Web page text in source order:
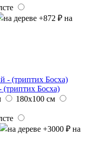
на
Босха)
180х100 см
на